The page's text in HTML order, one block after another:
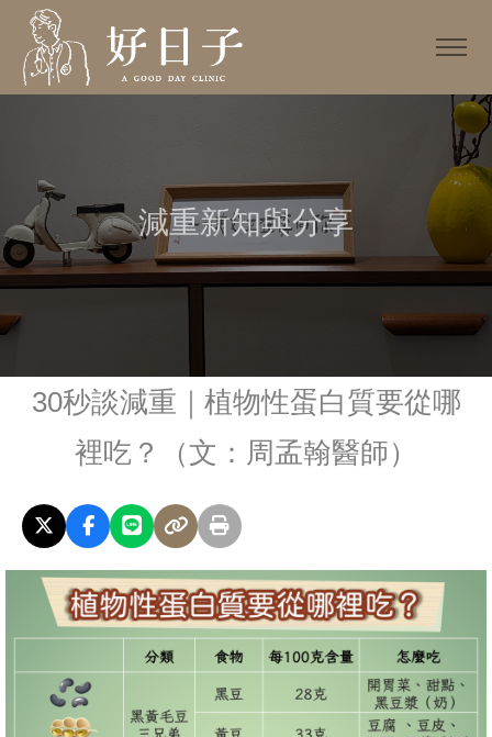
減重新知與分享
30秒談減重｜植物性蛋白質要從哪
裡吃？（文：周孟翰醫師）